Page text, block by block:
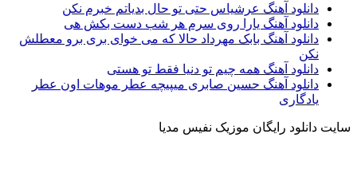
دانلود آهنگ عرشیاس حتی تو حال بدیاتم خبرم نکن
دانلود آهنگ یارا روی سرم هر شب دست بکش هی
دانلود آهنگ بابک مهرداد حالا که می خوای بری برو معطلش
نکن
دانلود آهنگ همه چیم تو دنیا فقط تو هستی
دانلود آهنگ حسین صابری میپیچه عطر موهات اون عطر
یادگاری
سایت دانلود رایگان موزیک نفیس مدیا